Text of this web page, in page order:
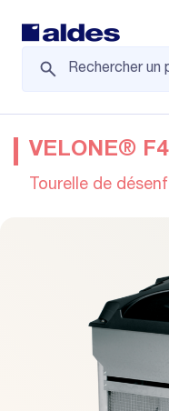
VELONE®
Tourelle de